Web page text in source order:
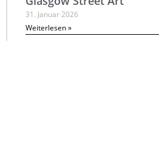
31. Januar 2026
Weiterlesen »